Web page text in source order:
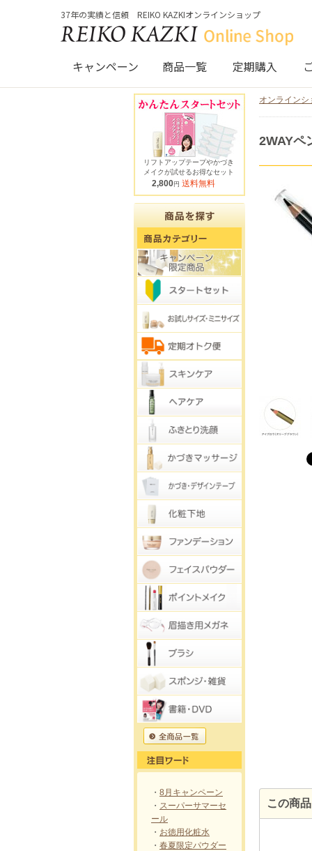
37年の実績と信頼 REIKO KAZKIオンラインショップ
キャンペーン 商品一覧 定期購入
リフトアップテープやかづき
メイクが試せるお得なセット
2,800円 送料無料
・ 8月キャンペーン
・ スーパーサマーセ
ール
・ お徳用化粧水
・ 春夏限定パウダー
オンラインシ
2WAYペ
この商